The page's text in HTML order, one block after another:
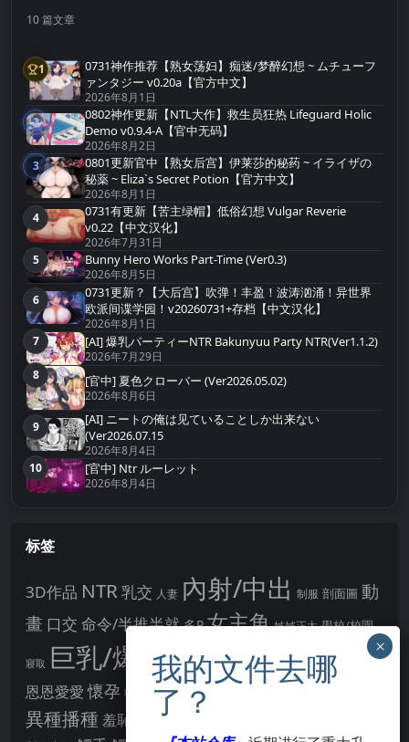
10 篇文章
第1名
1
0731神作推荐【熟女荡妇】痴迷/梦醉幻想 ~ ムチューフ
ァンタジー v0.20a【官方中文】
2026年8月1日
第2名
2
0802神作更新【NTL大作】救生员狂热 Lifeguard Holic
Demo v0.9.4-A【官中无码】
2026年8月2日
第3名
3
0801更新官中【熟女后宫】伊莱莎的秘药 ~ イライザの
秘薬 ~ Eliza`s Secret Potion【官方中文】
2026年8月1日
第4名
4
0731有更新【苦主绿帽】低俗幻想 Vulgar Reverie
v0.22【中文汉化】
2026年7月31日
第5名
5 Bunny Hero Works Part-Time (Ver0.3)
2026年8月5日
第6名
6
0731更新？【大后宫】吹弹！丰盈！波涛汹涌！异世界
欧派间谍学园！v20260731+存档【中文汉化】
2026年8月1日
第7名
7 [AI] 爆乳パーティーNTR Bakunyuu Party NTR(Ver1.1.2)
2026年7月29日
第8名
8 [官中] 夏色クローバー (Ver2026.05.02)
2026年8月6日
第9名
9
[AI] ニートの俺は见ていることしか出来ない
(Ver2026.07.15
2026年8月4日
第10名
10 [官中] Ntr ルーレット
2026年8月4日
标签
3D作品 NTR乳交 人妻 內射/中出 制服 剖面圖 動
畫 口交 命令/半推半就 多P 女主角 姊姊正太 學校/校園
寢取 巨乳/爆乳幻想 強制你播種 強制播種
恩恩愛愛 懷孕 戰鬥H 拘束 教育 男主角
異種播種 羞恥/恥辱 羞辱